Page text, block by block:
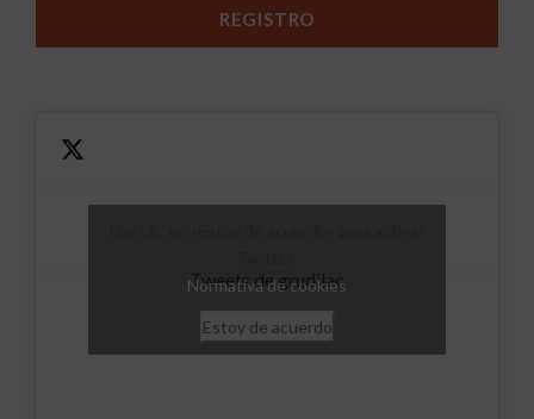
Tweets de grudilec
Normativa de cookies
Estoy de acuerdo